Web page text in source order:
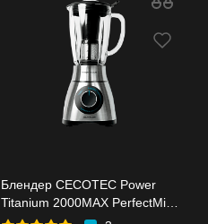
Блендер CECOTEC Power
Titanium 2000MAX PerfectMix
Black (CCTC-04140)